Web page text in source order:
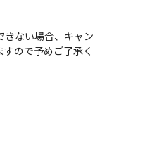
ない場合、キャン
ので予めご了承く